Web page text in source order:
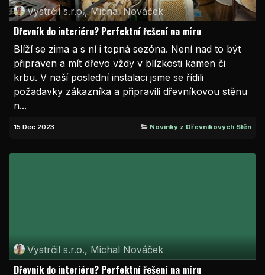
Vystrčil s.r.o., Michal Nováček
Dřevník do interiéru? Perfektní řešení na míru
Blíží se zima a s ní i topná sezóna. Není nad to být
připraven a mít dřevo vždy v blízkosti kamen či
krbu. V naší poslední instalaci jsme se řídili
požadavky zákazníka a připravili dřevníkovou stěnu
n...
15 Dec 2023 Novinky z Dřevníkových Stěn
Vystrčil s.r.o., Michal Nováček
Dřevník do interiéru? Perfektní řešení na míru